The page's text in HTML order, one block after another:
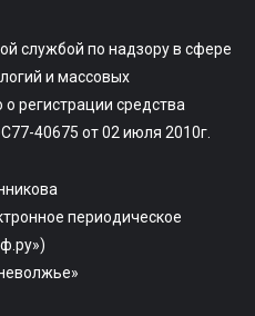
службой по надзору в сфере
и массовых
регистрации средства
40675 от 02 июля 2010г.
периодическое